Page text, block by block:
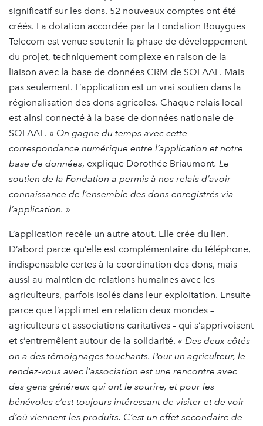
significatif sur les dons. 52 nouveaux comptes ont été
créés. La dotation accordée par la Fondation Bouygues
Telecom est venue soutenir la phase de développement
du projet, techniquement complexe en raison de la
liaison avec la base de données CRM de SOLAAL. Mais
pas seulement. L’application est un vrai soutien dans la
régionalisation des dons agricoles. Chaque relais local
est ainsi connecté à la base de données nationale de
SOLAAL. « On gagne du temps avec cette
correspondance numérique entre l’application et notre
base de données, explique Dorothée Briaumont. Le
soutien de la Fondation a permis à nos relais d’avoir
connaissance de l’ensemble des dons enregistrés via
l’application. »
L’application recèle un autre atout. Elle crée du lien.
D’abord parce qu’elle est complémentaire du téléphone,
indispensable certes à la coordination des dons, mais
aussi au maintien de relations humaines avec les
agriculteurs, parfois isolés dans leur exploitation. Ensuite
parce que l’appli met en relation deux mondes –
agriculteurs et associations caritatives – qui s’apprivoisent
et s’entremêlent autour de la solidarité. « Des deux côtés
on a des témoignages touchants. Pour un agriculteur, le
rendez-vous avec l’association est une rencontre avec
des gens généreux qui ont le sourire, et pour les
bénévoles c’est toujours intéressant de visiter et de voir
d’où viennent les produits. C’est un effet secondaire de